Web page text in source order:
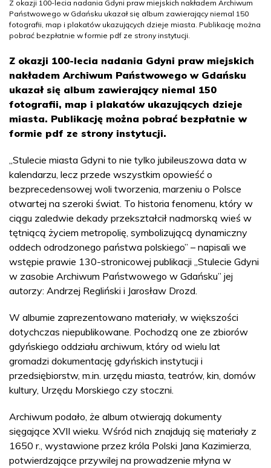
Z okazji 100-lecia nadania Gdyni praw miejskich nakładem Archiwum
Państwowego w Gdańsku ukazał się album zawierający niemal 150
fotografii, map i plakatów ukazujących dzieje miasta. Publikację można
pobrać bezpłatnie w formie pdf ze strony instytucji.
Z okazji 100-lecia nadania Gdyni praw miejskich
nakładem Archiwum Państwowego w Gdańsku
ukazał się album zawierający niemal 150
fotografii, map i plakatów ukazujących dzieje
miasta. Publikację można pobrać bezpłatnie w
formie pdf ze strony instytucji.
„Stulecie miasta Gdyni to nie tylko jubileuszowa data w
kalendarzu, lecz przede wszystkim opowieść o
bezprecedensowej woli tworzenia, marzeniu o Polsce
otwartej na szeroki świat. To historia fenomenu, który w
ciągu zaledwie dekady przekształcił nadmorską wieś w
tętniącą życiem metropolię, symbolizującą dynamiczny
oddech odrodzonego państwa polskiego” – napisali we
wstępie prawie 130-stronicowej publikacji „Stulecie Gdyni
w zasobie Archiwum Państwowego w Gdańsku” jej
autorzy: Andrzej Regliński i Jarosław Drozd.
W albumie zaprezentowano materiały, w większości
dotychczas niepublikowane. Pochodzą one ze zbiorów
gdyńskiego oddziału archiwum, który od wielu lat
gromadzi dokumentację gdyńskich instytucji i
przedsiębiorstw, m.in. urzędu miasta, teatrów, kin, domów
kultury, Urzędu Morskiego czy stoczni.
Archiwum podało, że album otwierają dokumenty
sięgające XVII wieku. Wśród nich znajdują się materiały z
1650 r., wystawione przez króla Polski Jana Kazimierza,
potwierdzające przywilej na prowadzenie młyna w